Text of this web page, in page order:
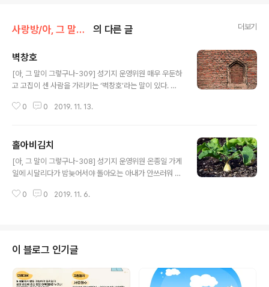
사랑방/아, 그 말이 그렇구나(성기지) 의 다른 글 더보기
벽창호
[아, 그 말이 그렇구나-309] 성기지 운영위원 매우 우둔하
고 고집이 센 사람을 가리키는 ‘벽창호’라는 말이 있다. 언
분이 떠올려진다. 빈틈없이 꽉 막힌 벽이 고집 센 사람의 우
‘창호’를 합한 복합어)와는 전혀 관련 없는, ‘벽창우’(‘벽
창’과 ‘우’를 합한 복합어)가 변하여 굳어진 말이다. ‘벽창
우’에서의 ‘벽창’은 평안북도의 ‘벽동’과 ‘창성’이라는 지명
자말이다. 따라서 ‘벽창우’는 ‘평안북도 벽동과 창성 땅에서
0 0 2019. 11. 13.
홀아비김치
[아, 그 말이 그렇구나-308] 성기지 운영위원 온종일 가게
일에 시달리다가 밤늦어서야 돌아오는 아내가 안쓰러워 대
다. 퇴근하고 짬짬이 돌보는 살림이라 크게 힘들 것은 없지
는데, 김치 가운데 “굵기가 손가락보다 조금 큰 어린 무를
무청째로 여러 가지 양념을 하여 버무려 담근” 김치가 있
다. 바로 총각김치이다. 지난날 우리 겨레는 성년이 되기 전
사내아이의 머리를 땋아서 뒤로 묶어 늘어뜨렸다. 그렇게
0 0 2019. 11. 6.
이 블로그 인기글